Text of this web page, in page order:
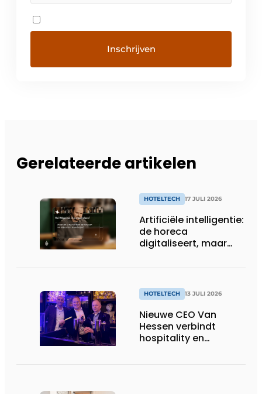
Gerelateerde artikelen
HOTELTECH 17 JULI 2026
Artificiële intelligentie:
de horeca
digitaliseert, maar
HOTELTECH 13 JULI 2026
Nieuwe CEO Van
Hessen verbindt
hospitality en